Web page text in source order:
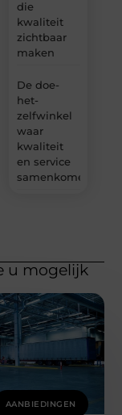
die
kwaliteit
zichtbaar
maken
De doe-
het-
zelfwinkel
waar
kwaliteit
en service
samenkomen
u mogelijk
AANBIEDINGEN